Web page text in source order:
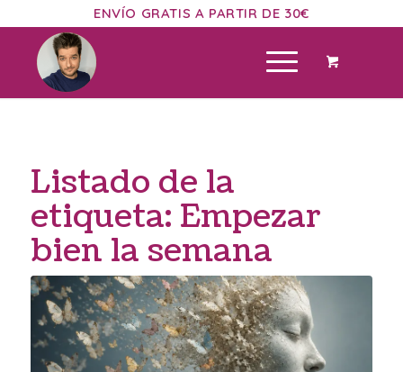
ENVÍO GRATIS A PARTIR DE 30€
Listado de la
etiqueta: Empezar
bien la semana